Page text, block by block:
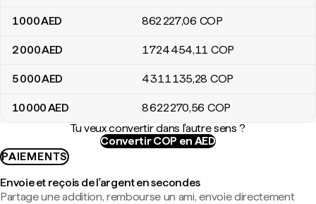
1 000AED 862 227,06 COP
2 000AED 1 724 454,11 COP
5 000AED 4 311 135,28 COP
10 000AED 8 622 270,56 COP
Tu veux convertir dans l'autre sens ?
Convertir COP en AED
PAIEMENTS
Envoie et reçois de l'argent en secondes
Partage une addition, rembourse un ami, envoie directement